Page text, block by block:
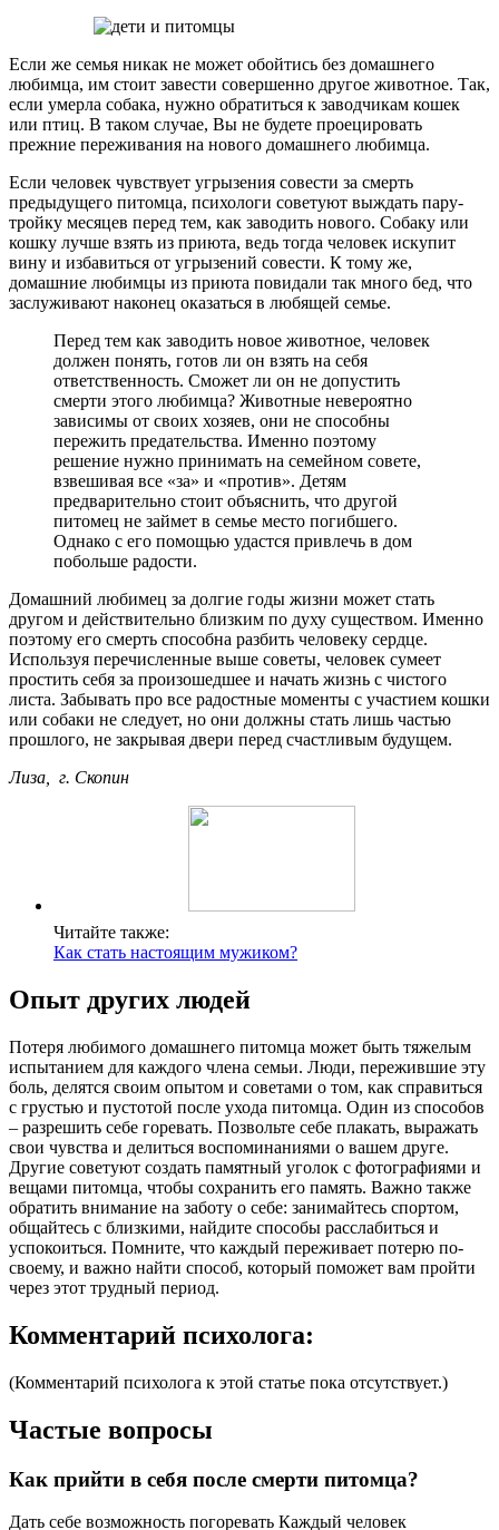
Если же семья никак не может обойтись без домашнего
любимца, им стоит завести совершенно другое животное. Так,
если умерла собака, нужно обратиться к заводчикам кошек
или птиц. В таком случае, Вы не будете проецировать
прежние переживания на нового домашнего любимца.
Если человек чувствует угрызения совести за смерть
предыдущего питомца, психологи советуют выждать пару-
тройку месяцев перед тем, как заводить нового. Собаку или
кошку лучше взять из приюта, ведь тогда человек искупит
вину и избавиться от угрызений совести. К тому же,
домашние любимцы из приюта повидали так много бед, что
заслуживают наконец оказаться в любящей семье.
Перед тем как заводить новое животное, человек
должен понять, готов ли он взять на себя
ответственность. Сможет ли он не допустить
смерти этого любимца? Животные невероятно
зависимы от своих хозяев, они не способны
пережить предательства. Именно поэтому
решение нужно принимать на семейном совете,
взвешивая все «за» и «против». Детям
предварительно стоит объяснить, что другой
питомец не займет в семье место погибшего.
Однако с его помощью удастся привлечь в дом
побольше радости.
Домашний любимец за долгие годы жизни может стать
другом и действительно близким по духу существом. Именно
поэтому его смерть способна разбить человеку сердце.
Используя перечисленные выше советы, человек сумеет
простить себя за произошедшее и начать жизнь с чистого
листа. Забывать про все радостные моменты с участием кошки
или собаки не следует, но они должны стать лишь частью
прошлого, не закрывая двери перед счастливым будущем.
Лиза, г. Скопин
Читайте также:
Как стать настоящим мужиком?
Опыт других людей
Потеря любимого домашнего питомца может быть тяжелым
испытанием для каждого члена семьи. Люди, пережившие эту
боль, делятся своим опытом и советами о том, как справиться
с грустью и пустотой после ухода питомца. Один из способов
– разрешить себе горевать. Позвольте себе плакать, выражать
свои чувства и делиться воспоминаниями о вашем друге.
Другие советуют создать памятный уголок с фотографиями и
вещами питомца, чтобы сохранить его память. Важно также
обратить внимание на заботу о себе: занимайтесь спортом,
общайтесь с близкими, найдите способы расслабиться и
успокоиться. Помните, что каждый переживает потерю по-
своему, и важно найти способ, который поможет вам пройти
через этот трудный период.
Комментарий психолога:
(Комментарий психолога к этой статье пока отсутствует.)
Частые вопросы
Как прийти в себя после смерти питомца?
Дать себе возможность погоревать Каждый человек